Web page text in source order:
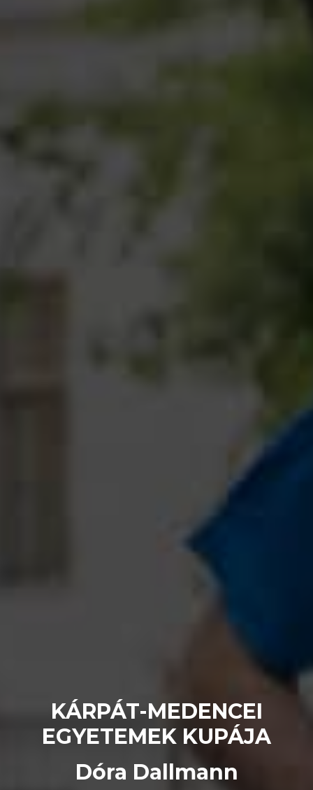
KÁRPÁT-MEDENCEI
EGYETEMEK KUPÁJA
Dóra Dallmann